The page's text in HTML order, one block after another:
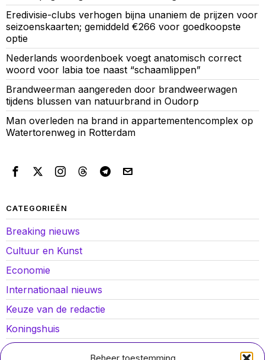
Eredivisie-clubs verhogen bijna unaniem de prijzen voor
seizoenskaarten; gemiddeld €266 voor goedkoopste
optie
Nederlands woordenboek voegt anatomisch correct
woord voor labia toe naast “schaamlippen”
Brandweerman aangereden door brandweerwagen
tijdens blussen van natuurbrand in Oudorp
Man overleden na brand in appartementencomplex op
Watertorenweg in Rotterdam
CATEGORIEËN
Breaking nieuws
Cultuur en Kunst
Economie
Internationaal nieuws
Keuze van de redactie
Koningshuis
Lokaal nieuws